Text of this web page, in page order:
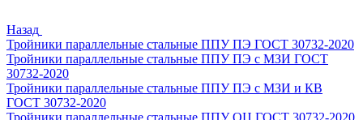
Назад
Тройники параллельные стальные ППУ ПЭ ГОСТ 30732-2020
Тройники параллельные стальные ППУ ПЭ с МЗИ ГОСТ
30732-2020
Тройники параллельные стальные ППУ ПЭ с МЗИ и КВ
ГОСТ 30732-2020
Тройники параллельные стальные ППУ ОЦ ГОСТ 30732-2020